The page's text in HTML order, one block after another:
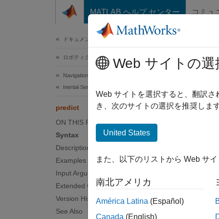
コンテンツへスキップ
MATLAB ヘルプ センター コミュ
ドキュメンテーションのホーム
ロボティクスおよび自律システム
Navigation Toolbox
Inertial Sensor Fusion
predict
ON THIS PAGE
Syntax
Description
Examples
Input Arguments
Extended Capabilities
Version History
See Also
Web サイトの選
Web サイトを選択すると、翻訳
き、次のサイトの選択を推奨しま
United States
また、以下のリストから Web サ
南北アメリカ
América Latina (Español)
Canada (English)